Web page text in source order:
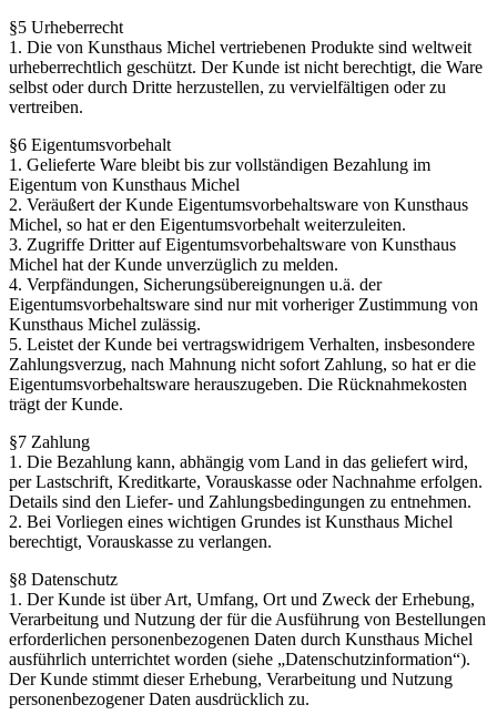
§5 Urheberrecht
1. Die von Kunsthaus Michel vertriebenen Produkte sind weltweit
urheberrechtlich geschützt. Der Kunde ist nicht berechtigt, die Ware
selbst oder durch Dritte herzustellen, zu vervielfältigen oder zu
vertreiben.
§6 Eigentumsvorbehalt
1. Gelieferte Ware bleibt bis zur vollständigen Bezahlung im
Eigentum von Kunsthaus Michel
2. Veräußert der Kunde Eigentumsvorbehaltsware von Kunsthaus
Michel, so hat er den Eigentumsvorbehalt weiterzuleiten.
3. Zugriffe Dritter auf Eigentumsvorbehaltsware von Kunsthaus
Michel hat der Kunde unverzüglich zu melden.
4. Verpfändungen, Sicherungsübereignungen u.ä. der
Eigentumsvorbehaltsware sind nur mit vorheriger Zustimmung von
Kunsthaus Michel zulässig.
5. Leistet der Kunde bei vertragswidrigem Verhalten, insbesondere
Zahlungsverzug, nach Mahnung nicht sofort Zahlung, so hat er die
Eigentumsvorbehaltsware herauszugeben. Die Rücknahmekosten
trägt der Kunde.
§7 Zahlung
1. Die Bezahlung kann, abhängig vom Land in das geliefert wird,
per Lastschrift, Kreditkarte, Vorauskasse oder Nachnahme erfolgen.
Details sind den Liefer- und Zahlungsbedingungen zu entnehmen.
2. Bei Vorliegen eines wichtigen Grundes ist Kunsthaus Michel
berechtigt, Vorauskasse zu verlangen.
§8 Datenschutz
1. Der Kunde ist über Art, Umfang, Ort und Zweck der Erhebung,
Verarbeitung und Nutzung der für die Ausführung von Bestellungen
erforderlichen personenbezogenen Daten durch Kunsthaus Michel
ausführlich unterrichtet worden (siehe „Datenschutzinformation“).
Der Kunde stimmt dieser Erhebung, Verarbeitung und Nutzung
personenbezogener Daten ausdrücklich zu.